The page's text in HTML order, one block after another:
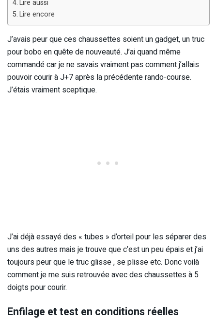
Lire aussi
Lire encore
J’avais peur que ces chaussettes soient un gadget, un truc
pour bobo en quête de nouveauté. J’ai quand même
commandé car je ne savais vraiment pas comment j’allais
pouvoir courir à J+7 après la précédente rando-course.
J’étais vraiment sceptique.
J’ai déjà essayé des « tubes » d’orteil pour les séparer des
uns des autres mais je trouve que c’est un peu épais et j’ai
toujours peur que le truc glisse , se plisse etc. Donc voilà
comment je me suis retrouvée avec des chaussettes à 5
doigts pour courir.
Enfilage et test en conditions réelles